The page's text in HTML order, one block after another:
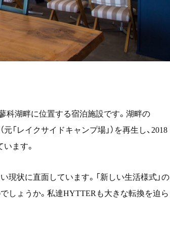
蓼科湖畔に位置する宿泊施設です。湖畔の
（元「レイクサイドキャンプ場」）を再生し、2018
ます。
状に直面しています。「新しい生活様式」の
しょうか。私達HYTTER も大きな転換を迫ら